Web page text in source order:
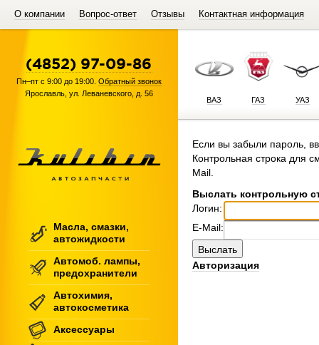
О компании Вопрос-ответ Отзывы Контактная информация
ВАЗ ГАЗ УАЗ
Если вы забыли пароль,
Контрольная строка для
Mail.
Выслать контрольную
Логин:
E-Mail:
Авторизация
(4852) 97-09-86
Пн–пт с 9:00 до 19:00. Обратный звонок
Ярославль ул. Леваневского, д. 56
Масла, смазки,
автожидкости
Автомоб. лампы,
предохранители
Автохимия,
автокосметика
Аксессуары